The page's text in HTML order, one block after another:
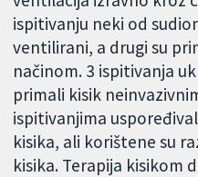
ispitivanju neki od
ventilirani, a drugi su
načinom. 3 ispitivanja
primali kisik
ispitivanjima
kisika, ali korištene su
kisika. Terapija kisikom